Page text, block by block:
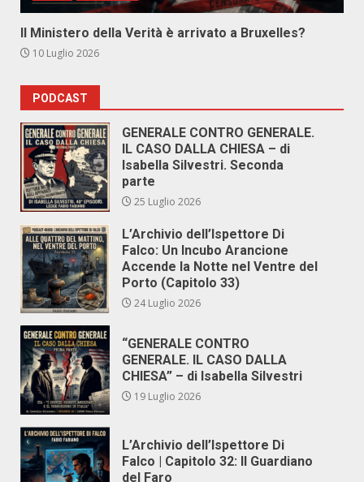
Il Ministero della Verità è arrivato a Bruxelles?
10 Luglio 2026
PODCAST
GENERALE CONTRO GENERALE.
IL CASO DALLA CHIESA – di
Isabella Silvestri. Seconda
parte
25 Luglio 2026
L’Archivio dell’Ispettore Di
Falco: Un Incubo Arancione
Accende la Notte nel Ventre del
Porto (Capitolo 33)
24 Luglio 2026
“GENERALE CONTRO
GENERALE. IL CASO DALLA
CHIESA” – di Isabella Silvestri
19 Luglio 2026
L’Archivio dell’Ispettore Di
Falco | Capitolo 32: Il Guardiano
del Faro